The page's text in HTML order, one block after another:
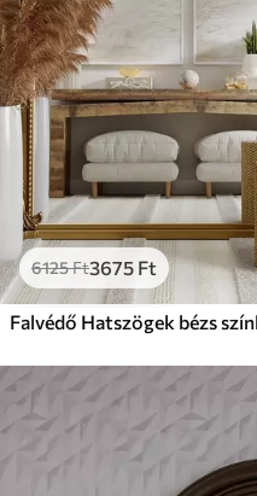
6125Ft3675 Ft
Falvédő Hatszögek bézs